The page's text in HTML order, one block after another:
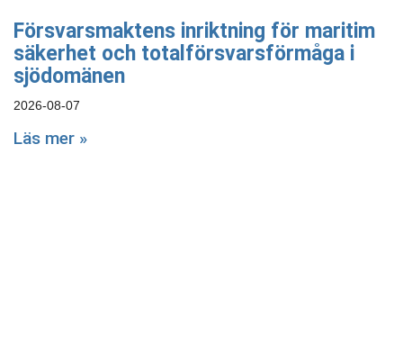
Försvarsmaktens inriktning för maritim
säkerhet och totalförsvarsförmåga i
sjödomänen
2026-08-07
Läs mer »